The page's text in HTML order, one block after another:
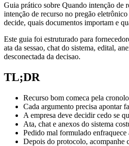
Guia prático sobre Quando intenção de
intenção de recurso no pregão
decide, quais documentos importam e
Este guia foi estruturado para
ata da sessao, chat do sistema, edital,
desconectada da decisao.
TL;DR
Recurso bom comeca pela
Cada argumento precisa apontar
A empresa deve decidir cedo se
Ata, chat e anexos do sistema
Pedido mal formulado
Depois do protocolo, acompanhe